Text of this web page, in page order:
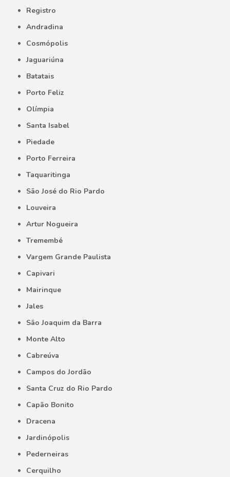
Registro
Andradina
Cosmópolis
Jaguariúna
Batatais
Porto Feliz
Olímpia
Santa Isabel
Piedade
Porto Ferreira
Taquaritinga
São José do Rio Pardo
Louveira
Artur Nogueira
Tremembé
Vargem Grande Paulista
Capivari
Mairinque
Jales
São Joaquim da Barra
Monte Alto
Cabreúva
Campos do Jordão
Santa Cruz do Rio Pardo
Capão Bonito
Dracena
Jardinópolis
Pederneiras
Cerquilho